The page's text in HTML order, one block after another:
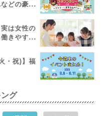
どの豪...
は女性の
きやす...
・祝)】福
グ